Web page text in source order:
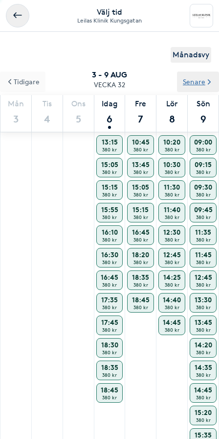
Välj tid
Leilas Klinik Kungsgatan
Månadsvy
3 - 9 AUG
VECKA 32
Mån
3
Tis
4
Ons
5
Idag
6
Fre
7
Lör
8
Sön
9
Tidigare Senare
13:15
380 kr
15:05
380 kr
15:15
380 kr
15:55
380 kr
16:10
380 kr
16:30
380 kr
16:45
380 kr
17:35
380 kr
17:45
380 kr
18:30
380 kr
18:35
380 kr
18:45
380 kr
10:45
380 kr
13:45
380 kr
15:05
380 kr
15:15
380 kr
16:45
380 kr
18:20
380 kr
18:35
380 kr
18:45
380 kr
10:20
380 kr
10:30
380 kr
11:30
380 kr
11:40
380 kr
12:30
380 kr
12:45
380 kr
14:25
380 kr
14:40
380 kr
14:45
380 kr
09:00
380 kr
09:15
380 kr
09:30
380 kr
09:45
380 kr
11:35
380 kr
11:45
380 kr
12:45
380 kr
13:30
380 kr
13:45
380 kr
14:20
380 kr
14:35
380 kr
14:45
380 kr
15:20
380 kr
15:35